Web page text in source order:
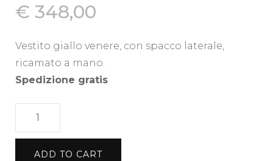
€ 348,00
Vestito giallo venere, con spacco laterale,
ricamato a mano.
Spedizione gratis
Vestito
ADD TO CART